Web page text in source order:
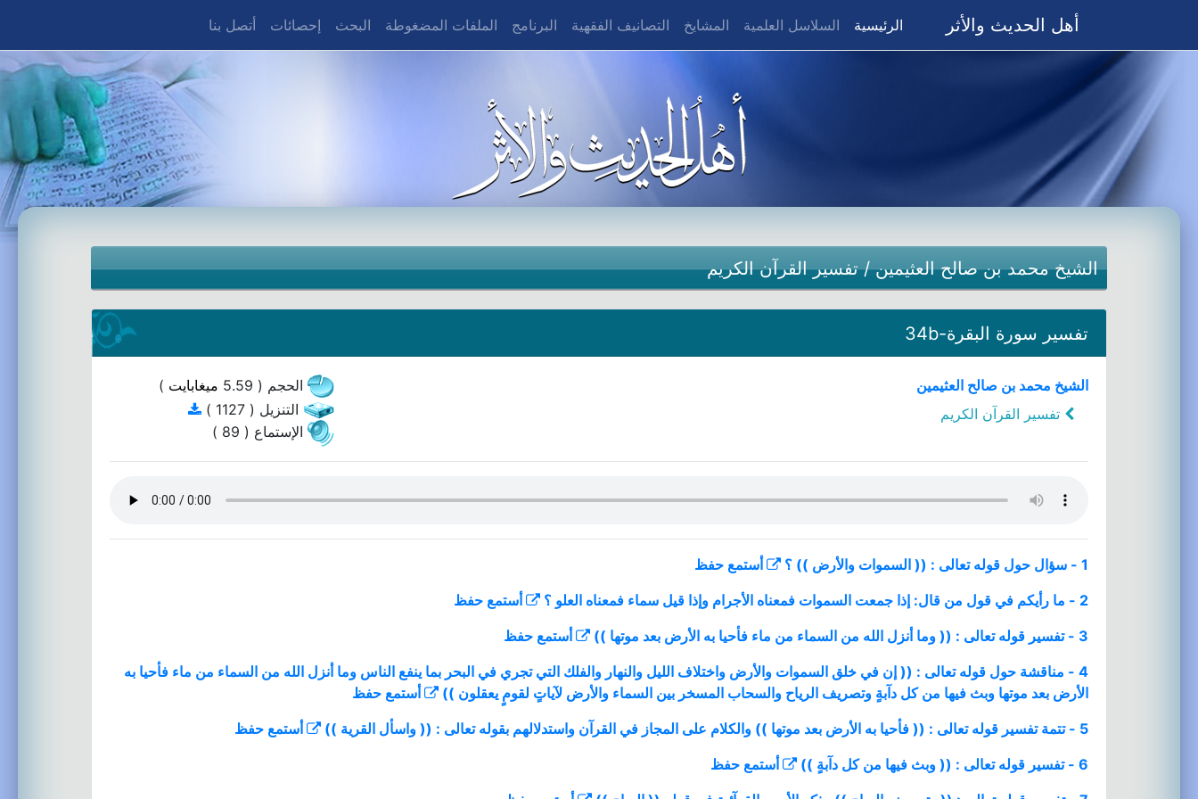
أهل الحديث والأثر الرئيسية السلاسل العلمية المشايخ التصانيف الفقهية البرنامج الملفات المضغوطة البحث إحصائات أتصل بنا
الشيخ محمد بن صالح العثيمين/تفسير القرآن الكريم
تفسير سورة البقرة-34b
الشيخ محمد بن صالح العثيمين
تفسير القرآن الكريم
الحجم ( 5.59 ميغابايت )
التنزيل ( 1127 )
الإستماع ( 89 )
1 - سؤال حول قوله تعالى : (( السموات والأرض )) ؟ أستمع حفظ
2 - ما رأيكم في قول من قال: إذا جمعت السموات فمعناه الأجرام وإذا قيل سماء فمعناه العلو ؟
أستمع حفظ
3 - تفسير قوله تعالى : (( وما أنزل الله من السماء من ماء فأحيا به الأرض بعد موتها ))
أستمع حفظ
4 - مناقشة حول قوله تعالى : (( إن في خلق السموات والأرض واختلاف الليل والنهار والفلك التي تجري في البحر بما ينفع الناس وما أنزل الله من السماء من ماء فأحيا به
الأرض بعد موتها وبث فيها من كل دآبةٍ وتصريف الرياح والسحاب المسخر بين السماء والأرض لآياتٍ لقومٍ يعقلون ))
أستمع حفظ
5 - تتمة تفسير قوله تعالى : (( فأحيا به الأرض بعد موتها )) والكلام على المجاز في القرآن واستدلالهم بقوله تعالى : (( واسأل القرية ))
أستمع حفظ
6 - تفسير قوله تعالى : (( وبث فيها من كل دآبةٍ ))
أستمع حفظ